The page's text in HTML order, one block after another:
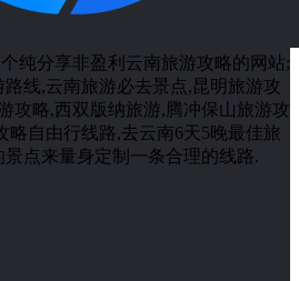
纯分享非盈利云南旅游攻略的网站;
线,云南旅游必去景点,昆明旅游攻
攻略,西双版纳旅游,腾冲保山旅游攻
略自由行线路,去云南6天5晚最佳旅
点来量身定制一条合理的线路.